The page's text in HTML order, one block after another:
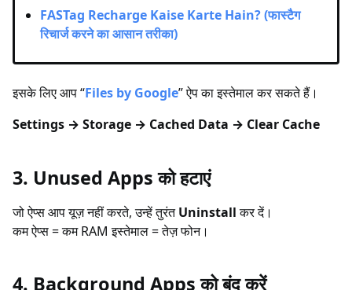
FASTag Recharge Kaise Karte Hain? (फास्टैग
रिचार्ज करने का आसान तरीका)
इसके लिए आप “Files by Google” ऐप का इस्तेमाल कर सकते हैं।
Settings → Storage → Cached Data → Clear Cache
3. Unused Apps को हटाएं
जो ऐप्स आप यूज़ नहीं करते, उन्हें तुरंतUninstallकर दें।
कम ऐप्स = कम RAM इस्तेमाल = तेज़ फोन।
4. Background Apps को बंद करें